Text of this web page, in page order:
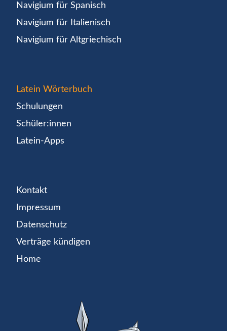
Navigium für Spanisch
Navigium für Italienisch
Navigium für Altgriechisch
Latein Wörterbuch
Schulungen
Schüler:innen
Latein-Apps
Kontakt
Impressum
Datenschutz
Verträge kündigen
Home